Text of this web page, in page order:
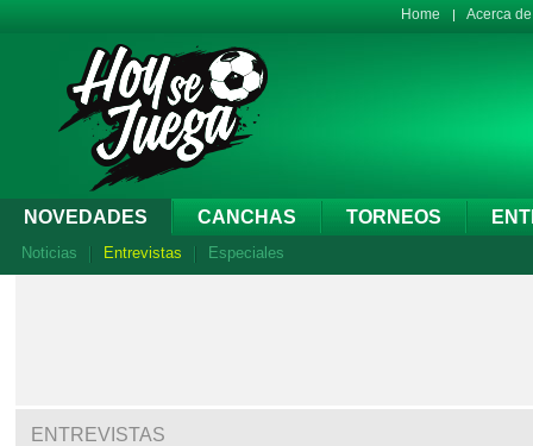
Home Acerca
NOVEDADES CANCHAS TORNEOS
Noticias Entrevistas Especiales
ENTREVISTAS